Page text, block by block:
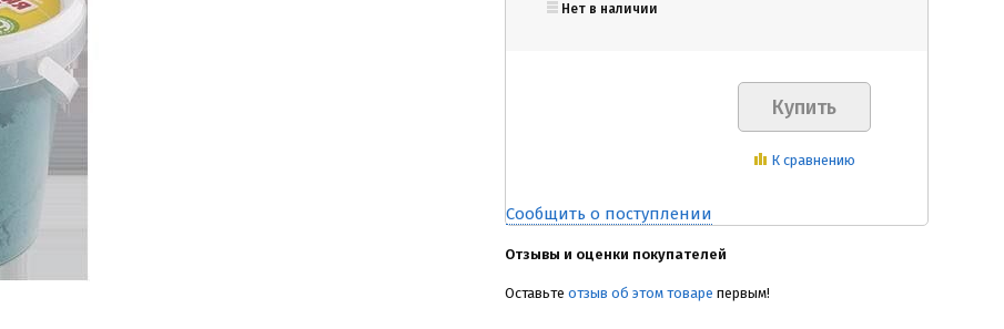
Нет в наличии
К сравнению
Сообщить о поступлении
Отзывы и оценки покупателей
Оставьте отзыв об этом товаре первым!